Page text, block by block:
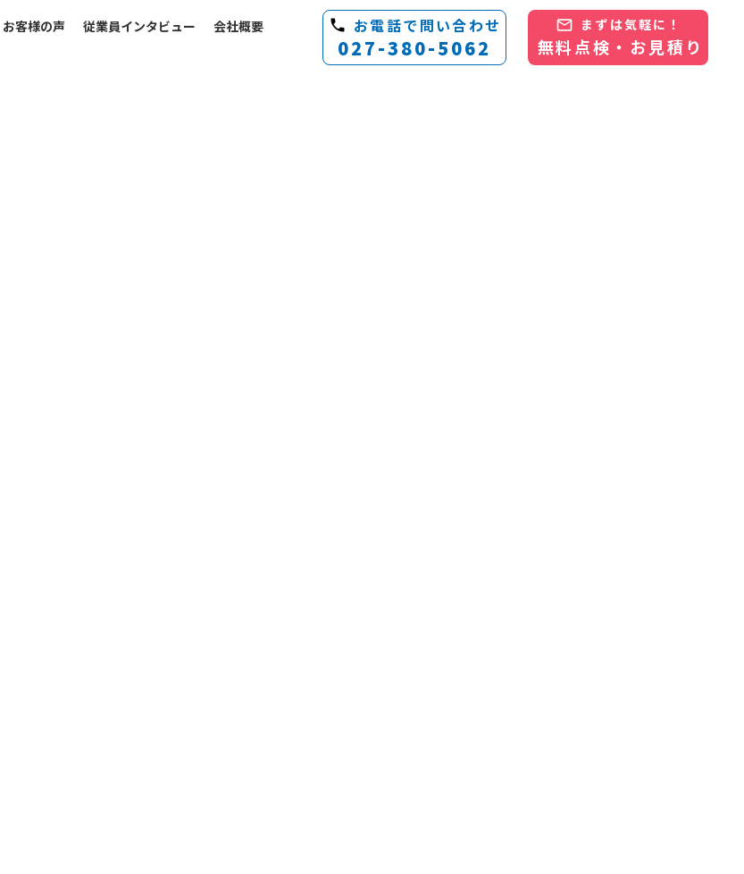
お客様の声 従業員インタビュー
会社概要
phone お電話で問い合わせ
027-380-5062
mail_outline まずは気軽に！
無料点検・お見積り